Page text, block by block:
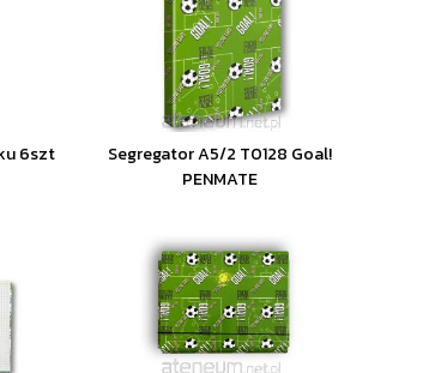
6szt
Segregator A5/2 T0128 Goal!
PENMATE